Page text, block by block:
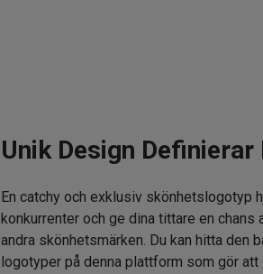
Unik Design
En catchy och exklusiv skönhetslogotyp
konkurrenter och ge dina tittare en
andra skönhetsmärken. Du kan hitta den
logotyper på denna plattform som gör